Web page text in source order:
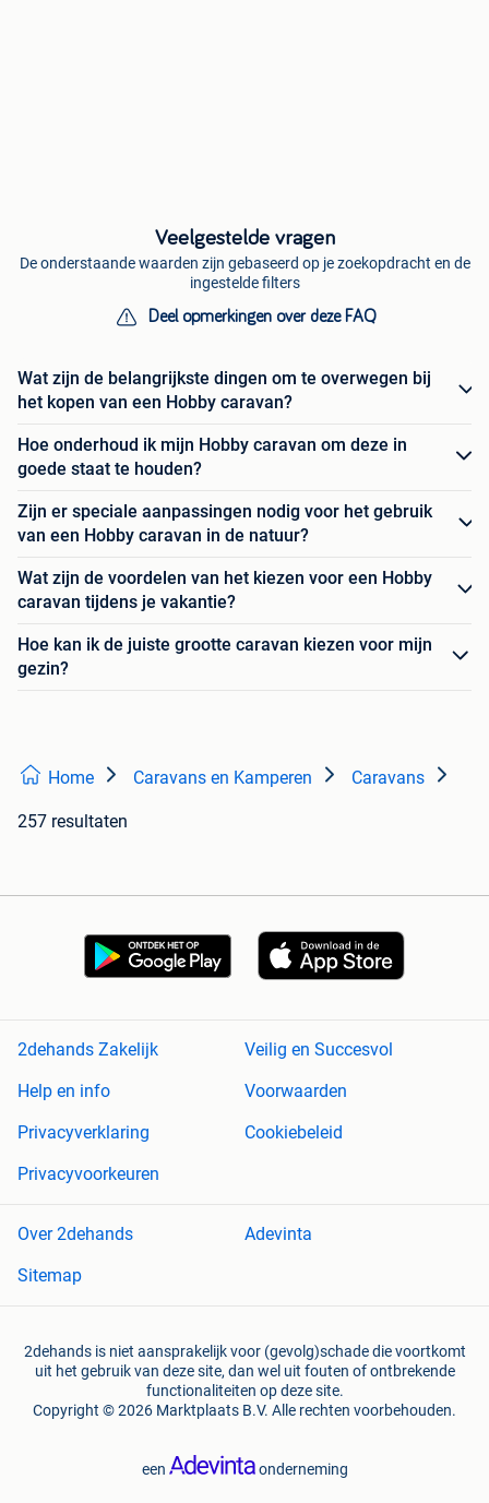
Veelgestelde vragen
De onderstaande waarden zijn gebaseerd op je zoekopdracht en de
ingestelde filters
Deel opmerkingen over deze FAQ
Wat zijn de belangrijkste dingen om te overwegen bij
het kopen van een Hobby caravan?
Hoe onderhoud ik mijn Hobby caravan om deze in
goede staat te houden?
Zijn er speciale aanpassingen nodig voor het gebruik
van een Hobby caravan in de natuur?
Wat zijn de voordelen van het kiezen voor een Hobby
caravan tijdens je vakantie?
Hoe kan ik de juiste grootte caravan kiezen voor mijn
gezin?
Home Caravans en Kamperen Caravans
257 resultaten
2dehands Zakelijk
Veilig en Succesvol
Help en info
Voorwaarden
Privacyverklaring
Cookiebeleid
Privacyvoorkeuren
Over 2dehands
Adevinta
Sitemap
2dehands is niet aansprakelijk voor (gevolg)schade die voortkomt
uit het gebruik van deze site, dan wel uit fouten of ontbrekende
functionaliteiten op deze site.
Copyright © 2026 Marktplaats B.V. Alle rechten voorbehouden.
een onderneming